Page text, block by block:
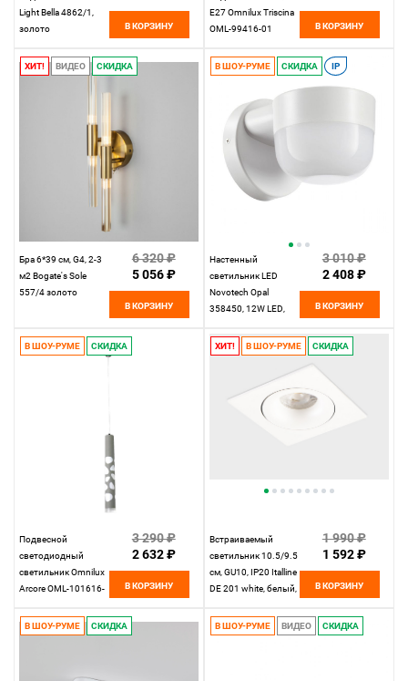
Light Bella 4862/1,
золото
В КОРЗИНУ
Е27 Omnilux Triscina
OML-99416-01
В КОРЗИНУ
ХИТ! ВИДЕО СКИДКА
Бра 6*39 см, G4, 2-3
м2 Bogate's Sole
557/4 золото
6 320 ₽
5 056 ₽
В КОРЗИНУ
В ШОУ-РУМЕ СКИДКА IP
Настенный
светильник LED
Novotech Opal
358450, 12W LED,
3 010 ₽
2 408 ₽
В КОРЗИНУ
В ШОУ-РУМЕ СКИДКА
Подвесной
светодиодный
светильник Omnilux
Arcore OML-101616-
серый
3 290 ₽
2 632 ₽
В КОРЗИНУ
ХИТ! В ШОУ-РУМЕ СКИДКА
Встраиваемый
светильник 10.5/9.5
см, GU10, IP20 Italline
DE 201 white, белый,
1 990 ₽
1 592 ₽
В КОРЗИНУ
В ШОУ-РУМЕ СКИДКА В ШОУ-РУМЕ ВИДЕО СКИДКА